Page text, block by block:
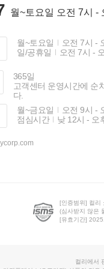
월~토요일 오전 7시 -
월~토요일
오전 7시 -
일/공휴일
오전 7시 -
365일
고객센터 운영시간에 순
다.
월~금요일
오전 9시 -
점심시간
낮 12시 - 오
[인증범위] 컬리
(심사받지 않은
[유효기간]
컬리에서